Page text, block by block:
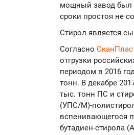
мощный завод был
сроки простоя не
Стирол является
Согласно
отгрузки
периодом в 2016
тонн. В декабре
тыс. тонн ПС и
(УПС/М)-
вспенивающегося
бутадиен-стирола